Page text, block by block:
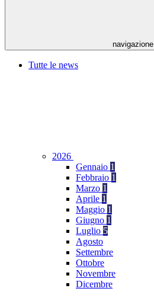
navigazione
Tutte le news
2026
Gennaio 1
Febbraio 1
Marzo 1
Aprile 1
Maggio 1
Giugno 1
Luglio 5
Agosto
Settembre
Ottobre
Novembre
Dicembre